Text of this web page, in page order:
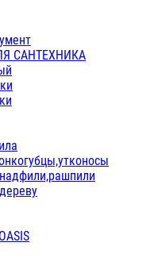
САНТЕХНИКА